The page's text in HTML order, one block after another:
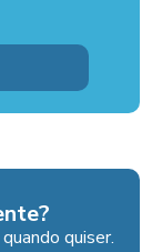
quiser.